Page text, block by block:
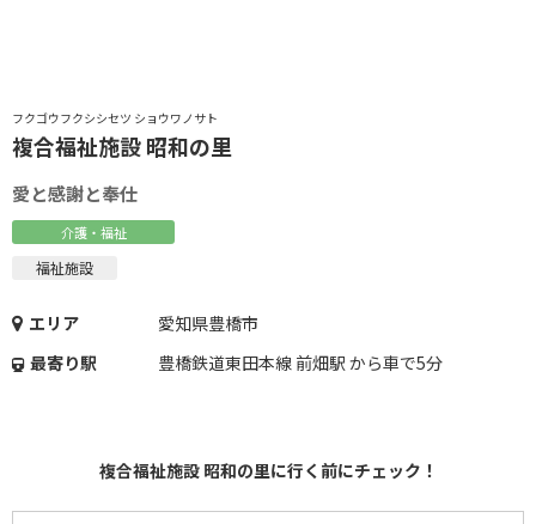
フクゴウフクシシセツ ショウワノサト
複合福祉施設 昭和の里
愛と感謝と奉仕
介護・福祉
福祉施設
エリア
愛知県豊橋市
最寄り駅
豊橋鉄道東田本線 前畑駅 から車で5分
複合福祉施設 昭和の里に行く前にチェック！